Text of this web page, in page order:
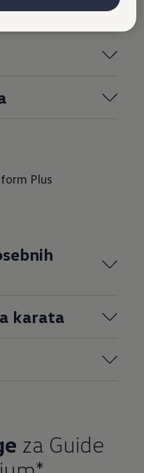
Plus
karata
za Guide